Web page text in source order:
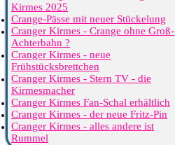
Kirmes 2025
Crange-Pässe mit neuer Stückelung
Cranger Kirmes - Crange ohne Groß-
Achterbahn ?
Cranger Kirmes - neue
Frühstücksbrettchen
Cranger Kirmes - Stern TV - die
Kirmesmacher
Cranger Kirmes Fan-Schal erhältlich
Cranger Kirmes - der neue Fritz-Pin
Cranger Kirmes - alles andere ist
Rummel